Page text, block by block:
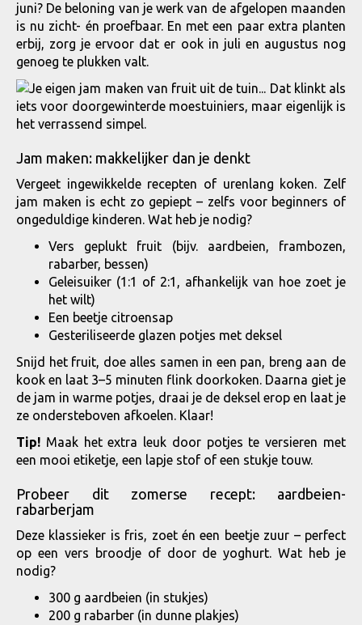
juni? De beloning van je werk van de afgelopen maanden
is nu zicht- én proefbaar. En met een paar extra planten
erbij, zorg je ervoor dat er ook in juli en augustus nog
genoeg te plukken valt.
Jam maken: makkelijker dan je denkt
Vergeet ingewikkelde recepten of urenlang koken. Zelf
jam maken is echt zo gepiept – zelfs voor beginners of
ongeduldige kinderen. Wat heb je nodig?
Vers geplukt fruit (bijv. aardbeien, frambozen,
rabarber, bessen)
Geleisuiker (1:1 of 2:1, afhankelijk van hoe zoet je
het wilt)
Een beetje citroensap
Gesteriliseerde glazen potjes met deksel
Snijd het fruit, doe alles samen in een pan, breng aan de
kook en laat 3–5 minuten flink doorkoken. Daarna giet je
de jam in warme potjes, draai je de deksel erop en laat je
ze ondersteboven afkoelen. Klaar!
Tip! Maak het extra leuk door potjes te versieren met
een mooi etiketje, een lapje stof of een stukje touw.
Probeer dit zomerse recept: aardbeien-
rabarberjam
Deze klassieker is fris, zoet én een beetje zuur – perfect
op een vers broodje of door de yoghurt. Wat heb je
nodig?
300 g aardbeien (in stukjes)
200 g rabarber (in dunne plakjes)